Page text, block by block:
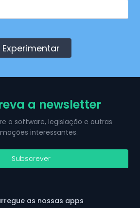
Experimentar
a newsletter
o software, legislação e outras
interessantes.
Subscrever
as nossas apps